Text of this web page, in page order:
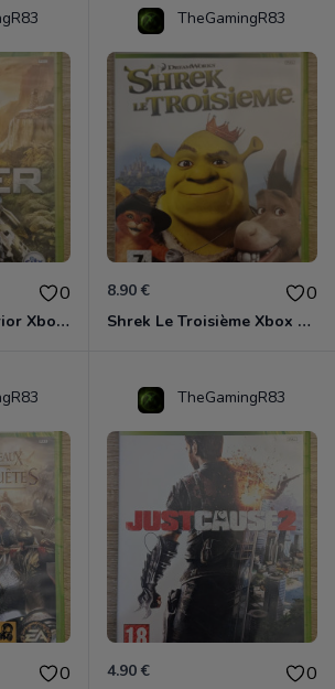
0
Sniper Ghost Warrior Xbox 360
TheGamingR83
8.90 € 0
Shrek Le Troisième Xbox 360
0
TheGamingR83
4.90 € 0